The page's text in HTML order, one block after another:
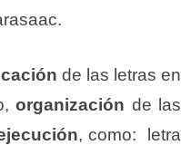
de las letras en
organización de las
, como: letra